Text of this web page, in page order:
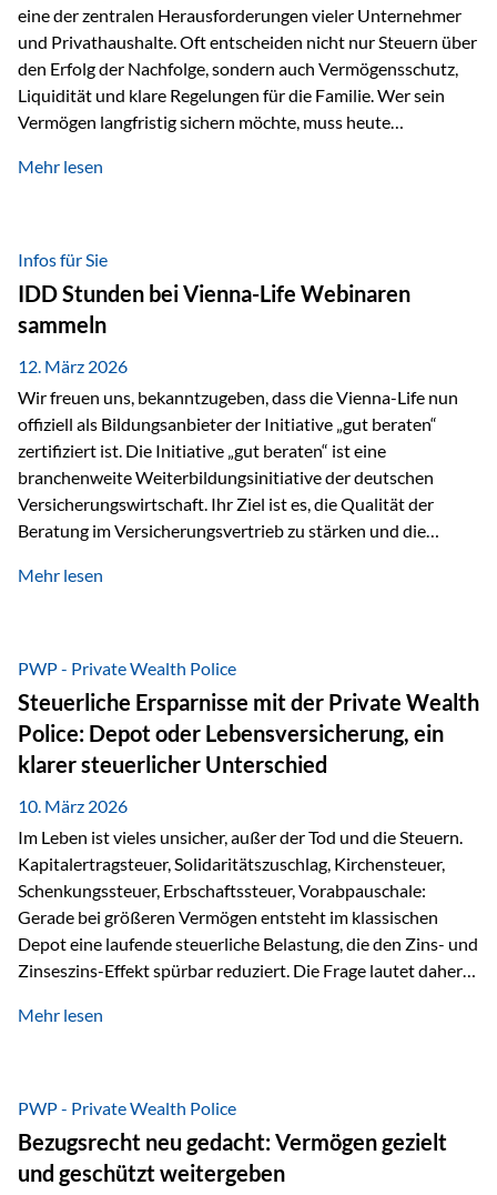
eine der zentralen Herausforderungen vieler Unternehmer
und Privathaushalte. Oft entscheiden nicht nur Steuern über
den Erfolg der Nachfolge, sondern auch Vermögensschutz,
Liquidität und klare Regelungen für die Familie. Wer sein
Vermögen langfristig sichern möchte, muss heute
„Erfolgsformel Liechtenstein“, herausgegeben und verfasst
Vermögensschutz strategisch miteinander verbindet.
Warum klassische Nachfolgeplanung oft scheitert Viele
Vermögen werden erst im Todesfall übertragen. Das kann zu
Problemen führen: Hohe Erbschaftsteuern Streitigkeiten
zwischen Erben Liquiditätsprobleme bei Immobilien…
Mehr lesen
Infos für Sie
IDD Stunden bei Vienna-Life Webinaren
sammeln
12. März 2026
Wir freuen uns, bekanntzugeben, dass die Vienna-Life nun
offiziell als Bildungsanbieter der Initiative „gut beraten“
zertifiziert ist. Die Initiative „gut beraten“ ist eine
branchenweite Weiterbildungsinitiative der deutschen
Versicherungswirtschaft. Ihr Ziel ist es, die Qualität der
Beratung im Versicherungsvertrieb zu stärken und die
Personen transparent zu dokumentieren. Seit der
Stunden pro Jahr für vertrieblich tätige Personen in der
Versicherungsbranche. Über die Weiterbildungsdatenbank
von „gut beraten“ können absolvierte Bildungsmaßnahmen
zentral erfasst und dokumentiert werden. „gut beraten“
zertifiziert Als zertifizierter Bildungsanbieter können unsere
Webinare nun für die…
Mehr lesen
PWP - Private Wealth Police
Steuerliche Ersparnisse mit der Private Wealth
Police: Depot oder Lebensversicherung, ein
klarer steuerlicher Unterschied
10. März 2026
Im Leben ist vieles unsicher, außer der Tod und die Steuern.
Kapitalertragsteuer, Solidaritätszuschlag, Kirchensteuer,
Schenkungssteuer, Erbschaftssteuer, Vorabpauschale:
Gerade bei größeren Vermögen entsteht im klassischen
Depot eine laufende steuerliche Belastung, die den Zins- und
Zinseszins-Effekt spürbar reduziert. Die Frage lautet daher:
nicht laufend Kapital entziehen – sondern möglichst lange im
Privatdepot fallen an: Abgeltungssteuer Fondsbesteuerung
(Vorabpauschale, Teilfreistellung) Kein steuerlicher Abzug
der Vermögensverwaltungs-Gebühren /
Depotbankgebühren Jährliches Steuerreporting erforderlich
Mehr lesen
PWP - Private Wealth Police
Bezugsrecht neu gedacht: Vermögen gezielt
und geschützt weitergeben